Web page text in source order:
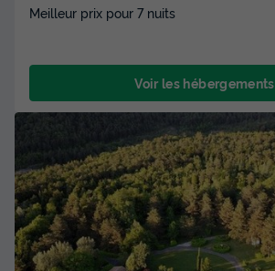
Meilleur prix pour 7 nuits
Voir les hébergements